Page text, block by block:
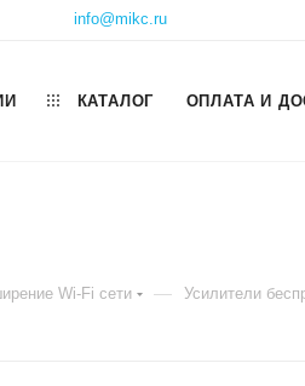
info@mikc.ru
КАТАЛОГ ОПЛАТА И
Wi-Fi сети — Усилители